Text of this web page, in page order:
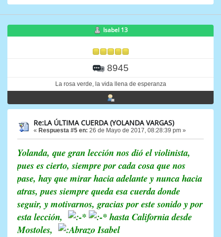
Isabel 13
8945
La rosa verde, la vida llena de esperanza
Re:LA ÚLTIMA CUERDA (YOLANDA VARGAS)
« Respuesta #5 en: 26 de Mayo de 2017, 08:28:39 pm »
Yolanda, que gran lección nos dió el violinista,
pues es cierto, siempre por cada cosa que nos
pase, hay que mirar hacia adelante y nunca hacia
atras, pues siempre queda esa cuerda donde
seguir, y motivarnos, gracias por este sonido y por
esta lección,
hasta California desde
Mostoles,
Isabel